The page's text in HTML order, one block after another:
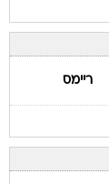
ריימס